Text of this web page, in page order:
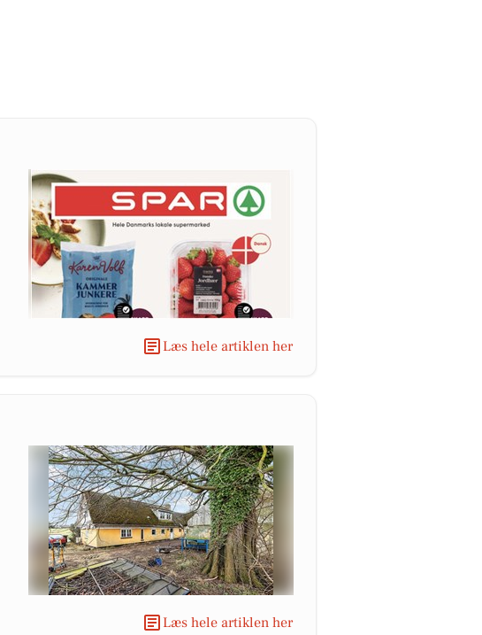
Læs hele artiklen her
Læs hele artiklen her